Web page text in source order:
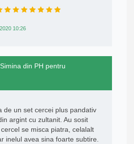
10:26
din PH pentru
de un set cercei plus pandativ
argint cu zultanit. Au sosit
se misca piatra, celalalt
inelul avea sina foarte subtire.